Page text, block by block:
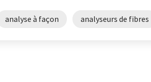
analyse à façon analyseurs de fibres